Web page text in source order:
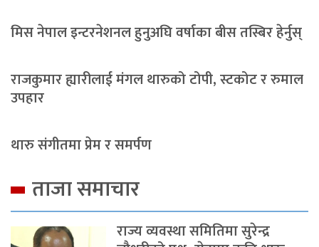
मिस नेपाल इन्टरनेशनल हुनुअघि वर्षाका बीस तस्बिर हेर्नुस्
राजकुमार ह्यारीलाई मंगल थारुको टोपी, स्टकोट र रुमाल
उपहार
थारु संगीतमा प्रेम र समर्पण
ताजा समाचार
राज्य व्यवस्था समितिमा सुरेन्द्र